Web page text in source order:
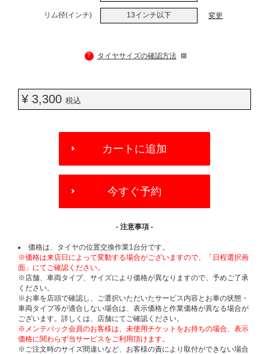
リム径(インチ) 13インチ以下 変更
? タイヤサイズの確認方法
¥ 3,300 税込
OPTIONS
カートに追加
今すぐ予約
- 注意事項 -
価格は、タイヤの位置交換作業1台分です。
※価格は来店日によって変動する場合がございますので、「日程選択画
面」にてご確認ください。
※店舗、車両タイプ、サイズにより価格が異なりますので、予めご了承
ください。
※お車を店頭で確認し、ご選択いただいたサービス内容とお車の状態・
車両タイプ等が適合しない場合は、表示価格と作業価格が異なる場合が
ございます。詳しくは、店舗にてご確認ください。
※メンテパック会員のお客様は、未使用チケットをお持ちの場合、表示
価格に関わらず当サービスをご利用頂けます。
※ご注文時のサイズ間違いなど、お客様の責により取付ができない場合